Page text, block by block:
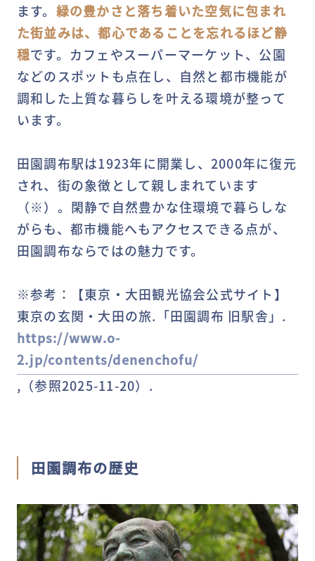
ます。 緑の豊かさと落ち着いた空気に包まれ
た街並みは、都心であることを忘れるほど静
穏です。カフェやスーパーマーケット、公園
などのスポットも点在し、自然と都市機能が
調和した上質な暮らしを叶える環境が整って
います。
田園調布駅は1923年に開業し、2000年に復元
され、街の象徴として親しまれています
（※）。閑静で自然豊かな住環境で暮らしな
がらも、都市機能へもアクセスできる点が、
田園調布ならではの魅力です。
※参考：【東京・大田観光協会公式サイト】
東京の玄関・大田の旅.「田園調布 旧駅舎」.
https://www.o-
2.jp/contents/denenchofu/
,（参照2025-11-20）.
田園調布の歴史